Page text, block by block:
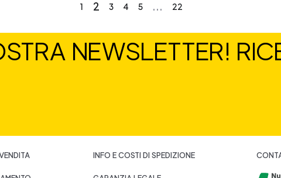
1 2 3 4 5 ... 22
NEWSLETTER!
INFO E COSTI DI SPEDIZIONE